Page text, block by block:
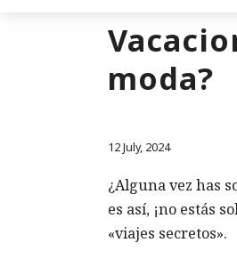
moda?
12 July, 2024
¿Alguna vez has
es así, ¡no estás
«viajes secretos».